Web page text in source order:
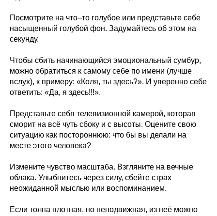
Посмотрите на что–то голубое или представьте себе
насыщенный голубой фон. Задумайтесь об этом на
секунду.
Чтобы сбить начинающийся эмоциональный сумбур,
можно обратиться к самому себе по имени (лучше
вслух), к примеру: «Коля, ты здесь?». И уверенно себе
ответить: «Да, я здесь!!!».
Представьте себя телевизионной камерой, которая
сморит на всё чуть сбоку и с высоты. Оцените свою
ситуацию как постороннюю: что бы вы делали на
месте этого человека?
Измените чувство масштаба. Взгляните на вечные
облака. Улыбнитесь через силу, сбейте страх
неожиданной мыслью или воспоминанием.
Если толпа плотная, но неподвижная, из неё можно